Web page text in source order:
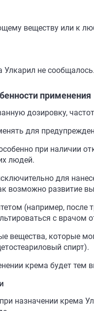
веществу или к
Улкарил не
применения
дозировку,
для
при наличии
людей.
для
возможно развитие
(например, после
с врачом
вещества, которые
спирт).
крема будет тем
назначении крема